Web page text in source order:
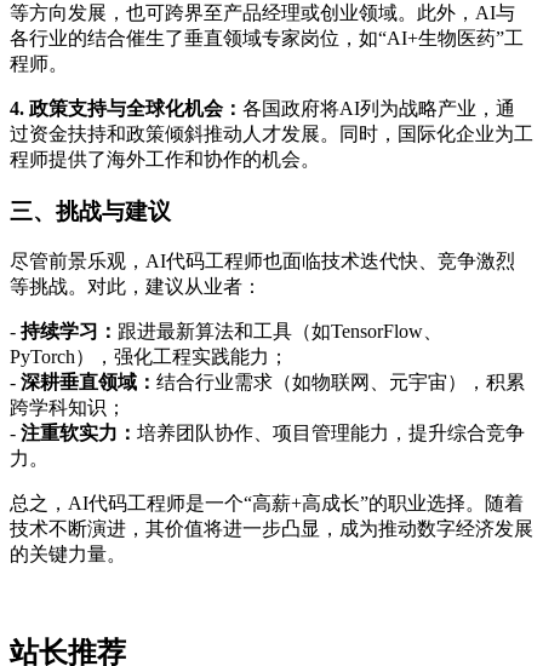
等方向发展，也可跨界至产品经理或创业领域。此外，AI与
各行业的结合催生了垂直领域专家岗位，如“AI+生物医药”工
程师。
4. 政策支持与全球化机会： 各国政府将AI列为战略产业，通
过资金扶持和政策倾斜推动人才发展。同时，国际化企业为工
程师提供了海外工作和协作的机会。
三、挑战与建议
尽管前景乐观，AI代码工程师也面临技术迭代快、竞争激烈
等挑战。对此，建议从业者：
- 持续学习： 跟进最新算法和工具（如TensorFlow、
PyTorch），强化工程实践能力；
- 深耕垂直领域： 结合行业需求（如物联网、元宇宙），积累
跨学科知识；
- 注重软实力： 培养团队协作、项目管理能力，提升综合竞争
力。
总之，AI代码工程师是一个“高薪+高成长”的职业选择。随着
技术不断演进，其价值将进一步凸显，成为推动数字经济发展
的关键力量。
站长推荐